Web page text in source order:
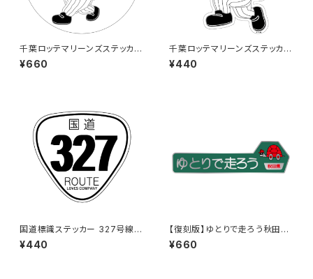
千葉ロッテマリーンズステッカー
8（大）
¥660
千葉ロッテマリーンズステッカー
14
¥440
国道標識ステッカー 327号線
（ホワイト）
¥440
【復刻版】ゆとりで走ろう秋田県
（緑）：ステッカー（大）
¥660